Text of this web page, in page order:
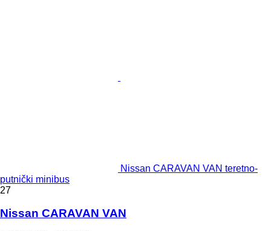
Nissan CARAVAN VAN teretno-
putnički minibus
27
Nissan CARAVAN VAN